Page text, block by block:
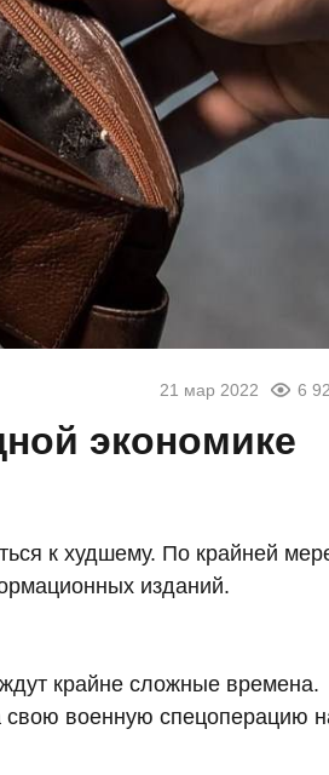
21 мар 2022 6
экономике
к худшему. По крайней
изданий.
крайне сложные времена.
свою военную спецоперацию